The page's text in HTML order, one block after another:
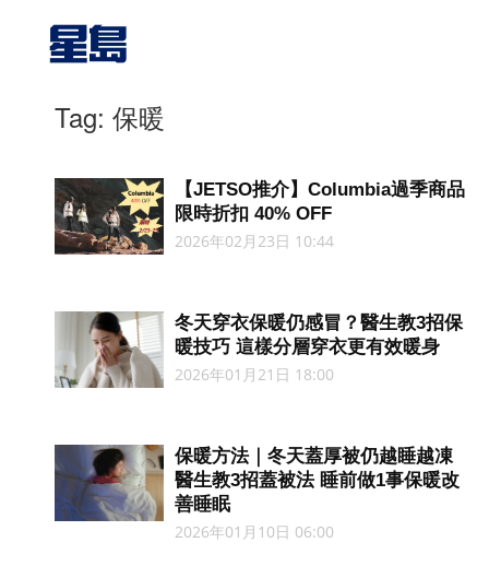
Tag: 保暖
【JETSO推介】Columbia過季商品
限時折扣 40% OFF
2026年02月23日 10:44
冬天穿衣保暖仍感冒？醫生教3招保
暖技巧 這樣分層穿衣更有效暖身
2026年01月21日 18:00
保暖方法｜冬天蓋厚被仍越睡越凍
醫生教3招蓋被法 睡前做1事保暖改
善睡眠
2026年01月10日 06:00